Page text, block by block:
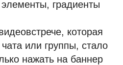
градиенты
которая
или группы, стало
нажать на баннер